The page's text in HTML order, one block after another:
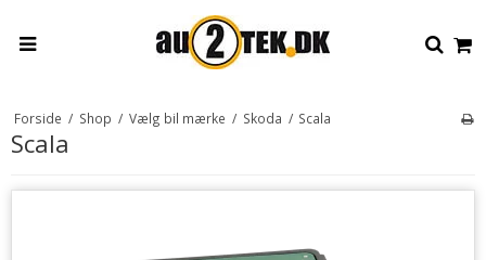
Forside / Shop / Vælg bil mærke / Skoda / Scala
Scala